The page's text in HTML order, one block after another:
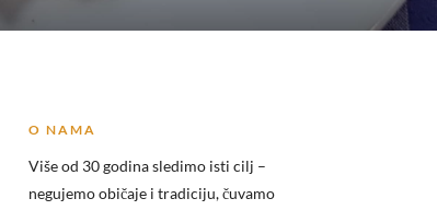
O NAMA
Više od 30 godina sledimo isti cilj –
negujemo običaje i tradiciju, čuvamo